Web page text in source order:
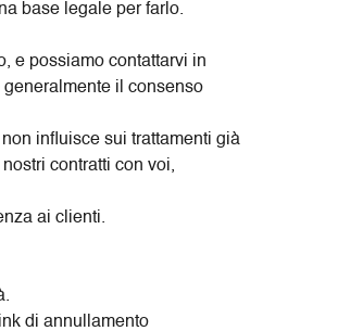
base legale per farlo.
e possiamo contattarvi in
il consenso
influisce sui trattamenti già
contratti con voi,
ai clienti.
di annullamento